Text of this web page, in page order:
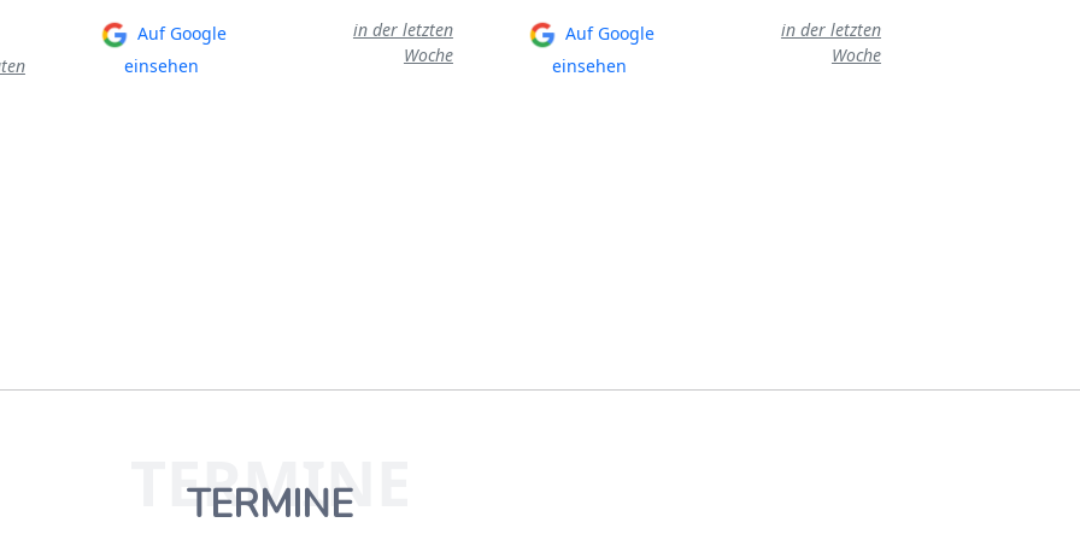
Auf Google
einsehen
in der letzten
Woche
Auf Google
einsehen
in der letzten
Woche
TERMINE
TERMINE